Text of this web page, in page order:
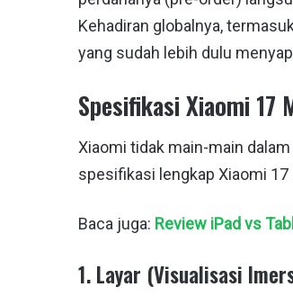
Kehadiran globalnya,
yang sudah lebih dulu
Spesifikasi Xiaomi 17
Xiaomi tidak main-main
spesifikasi lengkap Xiaomi
Baca juga: Review iPad vs
1. Layar (Visualisasi